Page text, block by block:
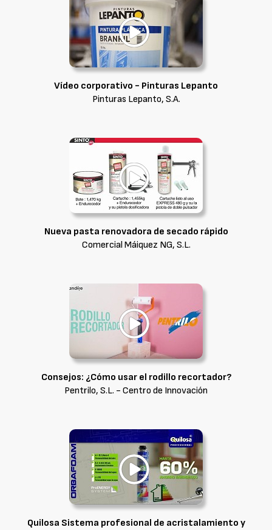
Vídeo corporativo - Pinturas Lepanto
Pinturas Lepanto, S.A.
Nueva pasta renovadora de secado rápido
Comercial Máiquez NG, S.L.
Consejos: ¿Cómo usar el rodillo recortador?
Pentrilo, S.L. - Centro de Innovación
Quilosa Sistema profesional de acristalamiento y